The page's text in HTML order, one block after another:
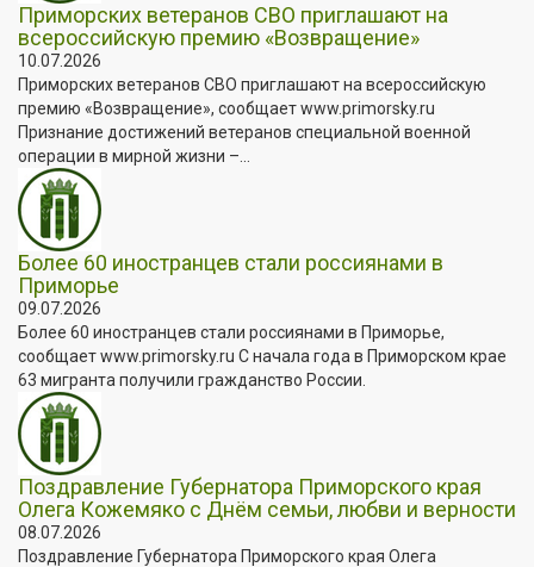
Приморских ветеранов СВО приглашают на
всероссийскую премию «Возвращение»
10.07.2026
Приморских ветеранов СВО приглашают на всероссийскую
премию «Возвращение», сообщает www.primorsky.ru
Признание достижений ветеранов специальной военной
операции в мирной жизни –...
Более 60 иностранцев стали россиянами в
Приморье
09.07.2026
Более 60 иностранцев стали россиянами в Приморье,
сообщает www.primorsky.ru С начала года в Приморском крае
63 мигранта получили гражданство России.
Поздравление Губернатора Приморского края
Олега Кожемяко с Днём семьи, любви и верности
08.07.2026
Поздравление Губернатора Приморского края Олега